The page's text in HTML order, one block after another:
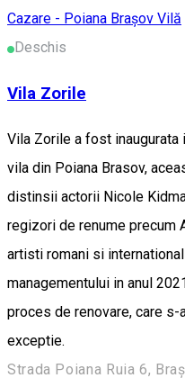
Cazare - Poiana Brașov Vilă
Deschis
Vila Zorile
Vila Zorile a fost inaugurata
vila din Poiana Brasov,
distinsii actorii Nicole
regizori de renume precum
artisti romani si
managementului in anul
proces de renovare, care
exceptie.
Strada Poiana Ruia 6,